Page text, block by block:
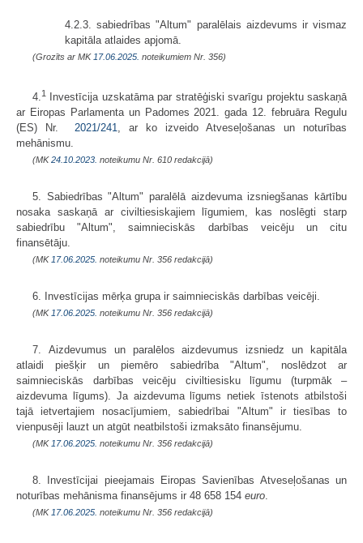
4.2.3. sabiedrības "Altum" paralēlais aizdevums ir vismaz
kapitāla atlaides apjomā.
(Grozīts ar MK 17.06.2025. noteikumiem Nr. 356)
4.1
Investīcija uzskatāma par stratēģiski svarīgu projektu saskaņā
ar Eiropas Parlamenta un Padomes 2021. gada 12. februāra Regulu
(ES) Nr.
2021/241, ar ko izveido Atveseļošanas un noturības
mehānismu.
(MK24.10.2023. noteikumu Nr. 610 redakcijā)
5. Sabiedrības "Altum" paralēlā aizdevuma izsniegšanas kārtību
nosaka saskaņā ar civiltiesiskajiem līgumiem, kas noslēgti starp
sabiedrību "Altum", saimnieciskās darbības veicēju un citu
finansētāju.
(MK 17.06.2025. noteikumu Nr. 356 redakcijā)
6. Investīcijas mērķa grupa ir saimnieciskās darbības veicēji.
(MK 17.06.2025. noteikumu Nr. 356 redakcijā)
7. Aizdevumus un paralēlos aizdevumus izsniedz un kapitāla
atlaidi piešķir un piemēro sabiedrība "Altum", noslēdzot ar
saimnieciskās darbības veicēju civiltiesisku līgumu (turpmāk –
aizdevuma līgums). Ja aizdevuma līgums netiek īstenots atbilstoši
tajā ietvertajiem nosacījumiem, sabiedrībai "Altum" ir tiesības to
vienpusēji lauzt un atgūt neatbilstoši izmaksāto finansējumu.
(MK 17.06.2025. noteikumu Nr. 356 redakcijā)
8. Investīcijai pieejamais Eiropas Savienības Atveseļošanas un
noturības mehānisma finansējums ir 48 658 154 euro.
(MK 17.06.2025. noteikumu Nr. 356 redakcijā)